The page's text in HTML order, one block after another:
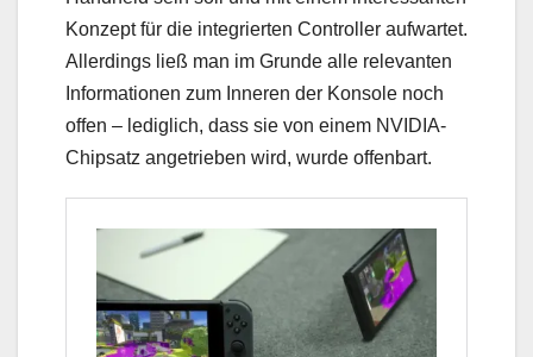
Konzept für die integrierten Controller aufwartet.
Allerdings ließ man im Grunde alle relevanten
Informationen zum Inneren der Konsole noch
offen – lediglich, dass sie von einem NVIDIA-
Chipsatz angetrieben wird, wurde offenbart.